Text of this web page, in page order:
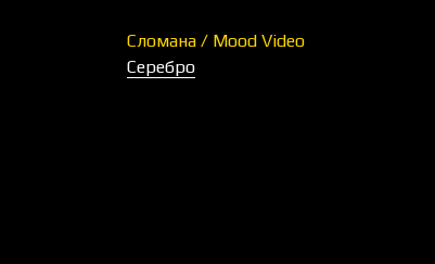
Сломана / Mood Video
Серебро